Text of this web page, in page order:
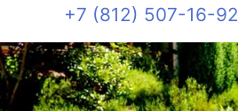
+7 (812) 507-16-92